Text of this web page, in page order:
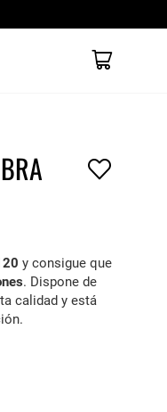
y consigue que
. Dispone de
calidad y está